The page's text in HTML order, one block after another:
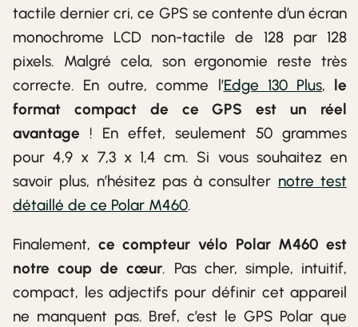
tactile dernier cri, ce GPS se contente d’un écran
monochrome LCD non-tactile de 128 par 128
pixels. Malgré cela, son ergonomie reste très
correcte. En outre, comme l’Edge 130 Plus, le
format compact de ce GPS est un réel
avantage ! En effet, seulement 50 grammes
pour 4,9 x 7,3 x 1,4 cm. Si vous souhaitez en
savoir plus, n’hésitez pas à consulter notre test
détaillé de ce Polar M460.
Finalement, ce compteur vélo Polar M460 est
notre coup de cœur. Pas cher, simple, intuitif,
compact, les adjectifs pour définir cet appareil
ne manquent pas. Bref, c’est le GPS Polar que